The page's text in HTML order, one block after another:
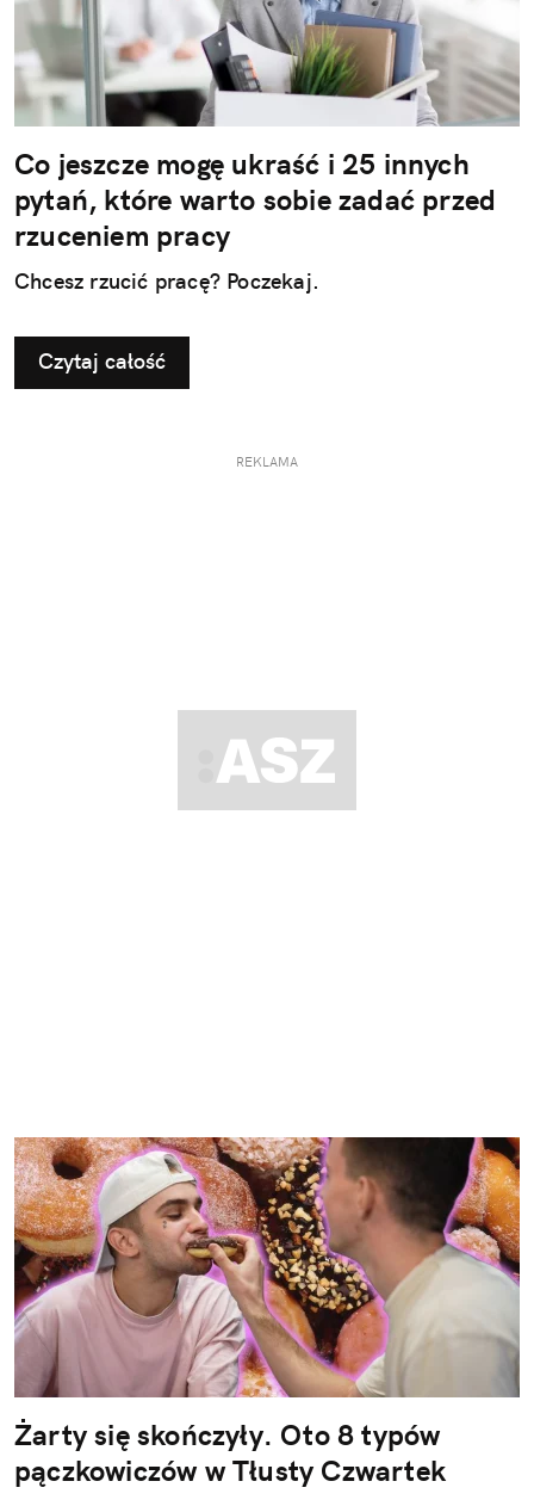
Co jeszcze mogę ukraść i 25 innych
pytań, które warto sobie zadać przed
rzuceniem pracy
Chcesz rzucić pracę? Poczekaj.
Czytaj całość
REKLAMA
Żarty się skończyły. Oto 8 typów
pączkowiczów w Tłusty Czwartek